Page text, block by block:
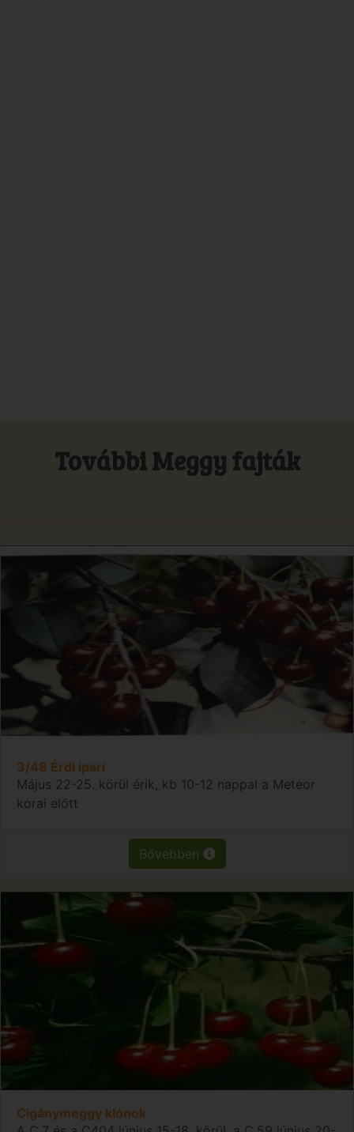
További Meggy fajták
3/48 Érdi ipari
Május 22-25. körül érik, kb 10-12 nappal a Meteor
korai előtt
Bővebben
Cigánymeggy klónok